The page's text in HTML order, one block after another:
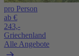
pro Person
ab €
243,-
Griechenland
Alle Angebote